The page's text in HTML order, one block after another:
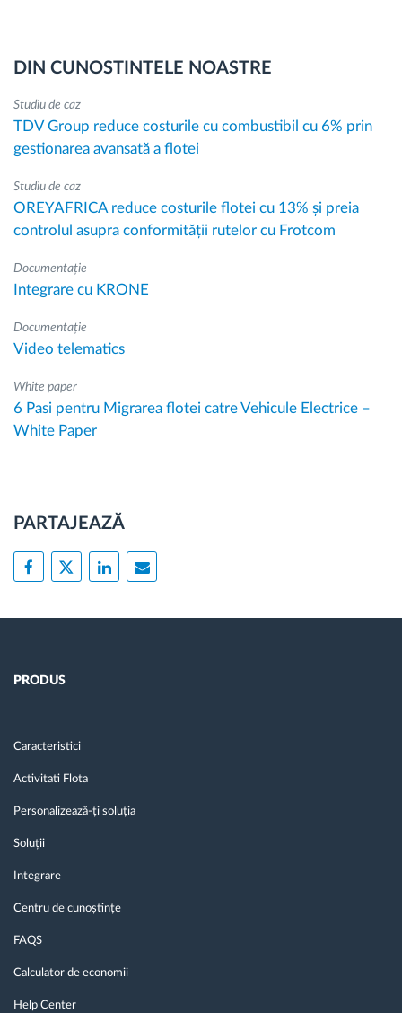
DIN CUNOSTINTELE NOASTRE
Studiu de caz
TDV Group reduce costurile cu combustibil cu 6% prin
gestionarea avansată a flotei
Studiu de caz
OREYAFRICA reduce costurile flotei cu 13% și preia
controlul asupra conformității rutelor cu Frotcom
Documentație
Integrare cu KRONE
Documentație
Video telematics
White paper
6 Pasi pentru Migrarea flotei catre Vehicule Electrice –
White Paper
PARTAJEAZĂ
PRODUS
Caracteristici
Activitati Flota
Personalizează-ți soluția
Soluții
Integrare
Centru de cunoștințe
FAQS
Calculator de economii
Help Center